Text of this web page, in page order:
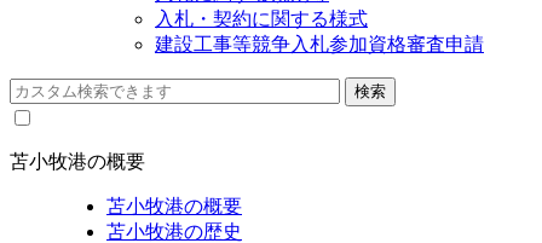
入札・契約に関する様式
建設工事等競争入札参加資格審査申請
苫小牧港の概要
苫小牧港の概要
苫小牧港の歴史